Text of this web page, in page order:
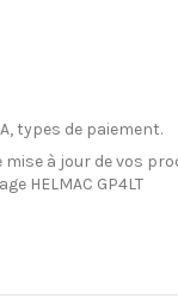
types de paiement.
à jour de vos
HELMAC GP4LT